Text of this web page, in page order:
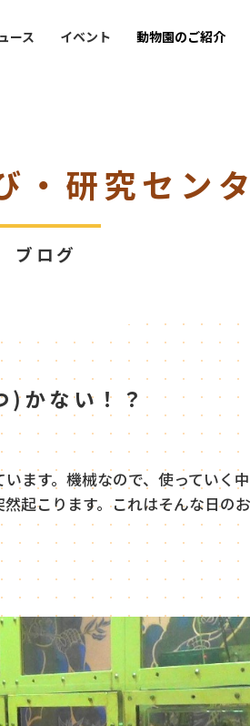
ース イベント 動物園のご紹介
・研究セン
ブログ
)かない！？
ます。機械なので、使っていく中
起こります。これはそんな日のお